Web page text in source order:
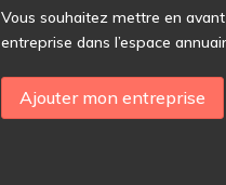
Vous souhaitez mettre en
entreprise dans l’espace
Ajouter mon entreprise